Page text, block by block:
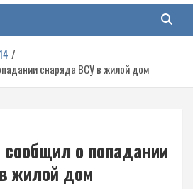
14
снаряда ВСУ в жилой дом
о попадании
жилой дом